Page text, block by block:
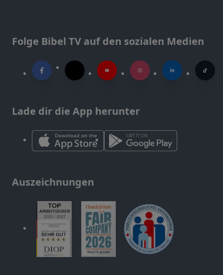
Folge Bibel TV auf den sozialen Medien
Lade dir die App herunter
Auszeichnungen